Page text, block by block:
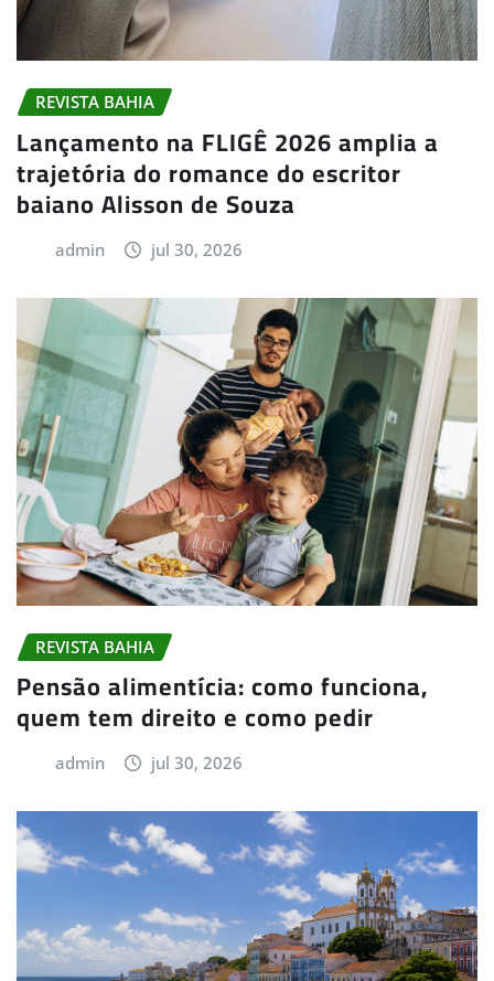
REVISTA BAHIA
Lançamento na FLIGÊ 2026 amplia a
trajetória do romance do escritor
baiano Alisson de Souza
admin jul 30, 2026
REVISTA BAHIA
Pensão alimentícia: como funciona,
quem tem direito e como pedir
admin jul 30, 2026